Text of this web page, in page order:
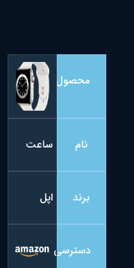
محصول
نام ساعت
برند اپل
دسترسی